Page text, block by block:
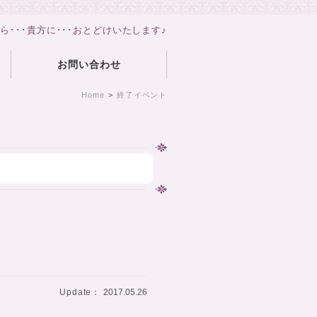
･･･貴方に･･･おとどけいたします♪
お問い合わせ
Home > 終了イベント
Update： 2017.05.26